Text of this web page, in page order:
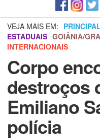
VEJA MAIS EM: PRINCIPAL
ESTADUAIS GOIÂNIA/
INTERNACIONAIS
Corpo
destroços
Emiliano
polícia